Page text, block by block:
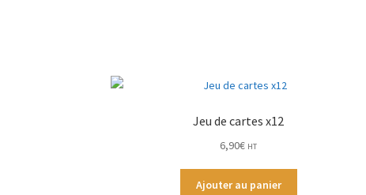
Jeu de cartes x12
6,90€ HT
Ajouter au panier